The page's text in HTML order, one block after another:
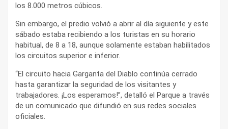
los 8.000 metros cúbicos.
Sin embargo, el predio volvió a abrir al día siguiente y este
sábado estaba recibiendo a los turistas en su horario
habitual, de 8 a 18, aunque solamente estaban habilitados
los circuitos superior e inferior.
“El circuito hacia Garganta del Diablo continúa cerrado
hasta garantizar la seguridad de los visitantes y
trabajadores. ¡Los esperamos!”, detalló el Parque a través
de un comunicado que difundió en sus redes sociales
oficiales.